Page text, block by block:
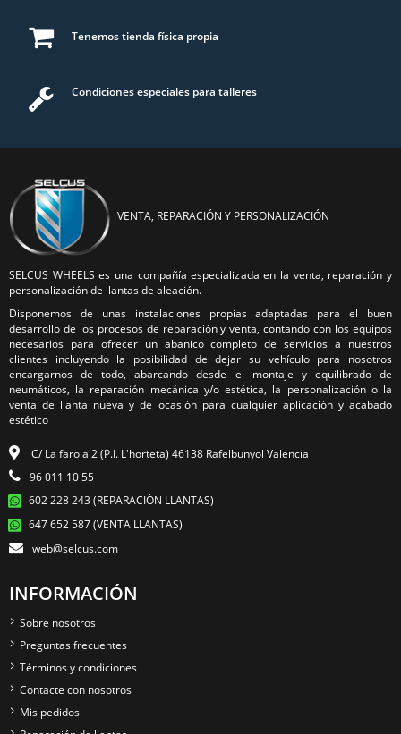
Tenemos tienda física propia
Condiciones especiales para talleres
VENTA, REPARACIÓN Y PERSONALIZACIÓN
SELCUS WHEELS es una compañía especializada en la venta, reparación y
personalización de llantas de aleación.
Disponemos de unas instalaciones propias adaptadas para el buen
desarrollo de los procesos de reparación y venta, contando con los equipos
necesarios para ofrecer un abanico completo de servicios a nuestros
clientes incluyendo la posibilidad de dejar su vehículo para nosotros
encargarnos de todo, abarcando desde el montaje y equilibrado de
neumáticos, la reparación mecánica y/o estética, la personalización o la
venta de llanta nueva y de ocasión para cualquier aplicación y acabado
estético
C/ La farola 2 (P.I. L'horteta) 46138 Rafelbunyol Valencia
96 011 10 55
602 228 243 (REPARACIÓN LLANTAS)
647 652 587 (VENTA LLANTAS)
web@selcus.com
INFORMACIÓN
Sobre nosotros
Preguntas frecuentes
Términos y condiciones
Contacte con nosotros
Mis pedidos